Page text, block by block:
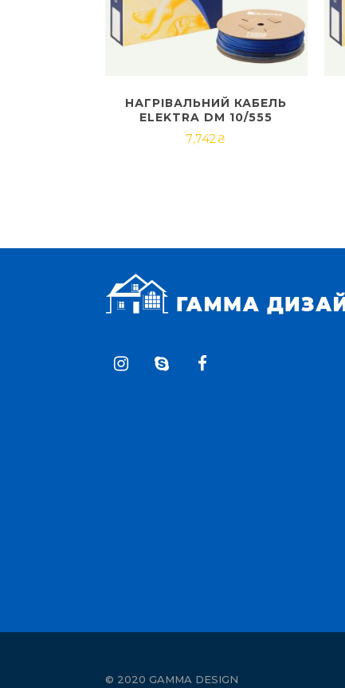
НАГРІВАЛЬНИЙ КАБЕЛЬ
ELEKTRA DM 10/555
7,742₴
© 2020 GAMMA DESIGN